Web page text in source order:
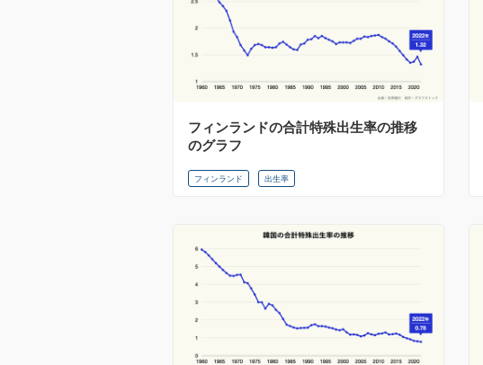
フィンランドの合計特殊出生率の推移
のグラフ
フィンランド 出生率